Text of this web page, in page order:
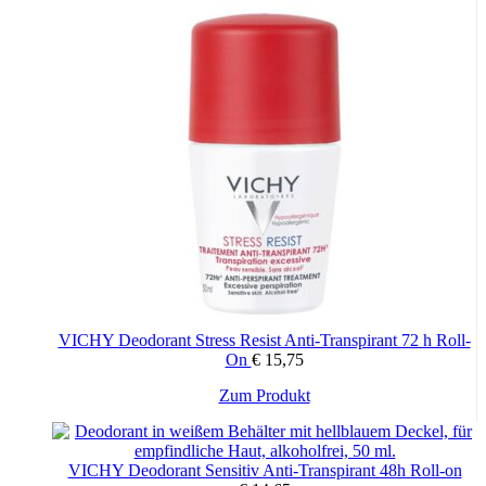
VICHY Deodorant Stress Resist Anti-Transpirant 72 h Roll-
On €15,75
Zum Produkt
VICHY Deodorant Sensitiv Anti-Transpirant 48h Roll-on